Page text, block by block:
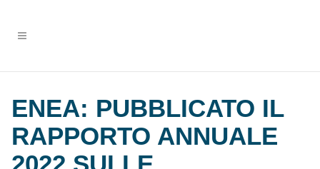
ENEA: PUBBLICATO IL
RAPPORTO ANNUALE